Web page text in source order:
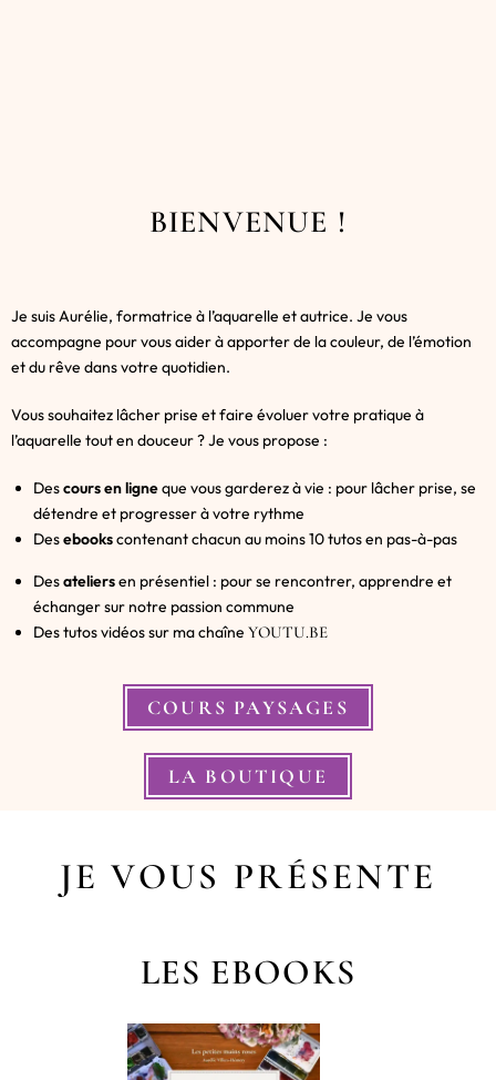
BIENVENUE !
Je suis Aurélie, formatrice à l’aquarelle et autrice. Je vous
accompagne pour vous aider à apporter de la couleur, de l’émotion
et du rêve dans votre quotidien.
Vous souhaitez lâcher prise et faire évoluer votre pratique à
l’aquarelle tout en douceur ? Je vous propose :
Descours en ligneque vous garderez à vie : pour lâcher prise, se
détendre et progresser à votre rythme
Desebookscontenant chacun au moins 10 tutos en pas-à-pas
Desateliersen présentiel : pour se rencontrer, apprendre et
échanger sur notre passion commune
Des tutos vidéos sur ma chaîne YOUTU.BE
COURS PAYSAGES
LA BOUTIQUE
JE VOUS PRÉSENTE
LES EBOOKS